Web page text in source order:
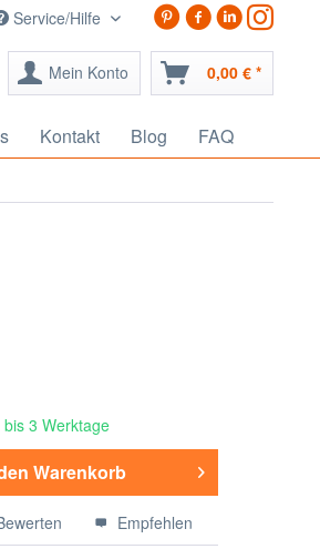
Service/Hilfe
Mein Konto 0,00 € *
Kontakt Blog FAQ
3 Werktage
Warenkorb
Empfehlen